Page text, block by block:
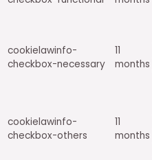
cookielawinfo-
checkbox-necessary
11
months
cookielawinfo-
checkbox-others
11
months